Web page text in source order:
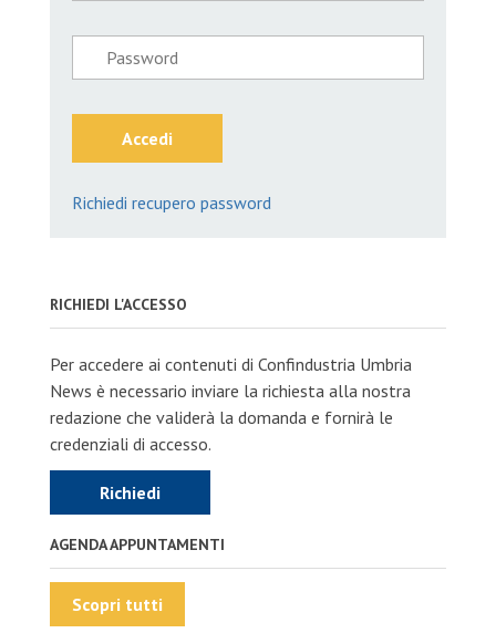
Accedi
Richiedi recupero password
RICHIEDI L'ACCESSO
Per accedere ai contenuti di Confindustria Umbria
News è necessario inviare la richiesta alla nostra
redazione che validerà la domanda e fornirà le
credenziali di accesso.
Richiedi
AGENDA APPUNTAMENTI
Scopri tutti